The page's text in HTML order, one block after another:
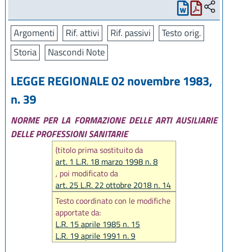
Argomenti Rif. attivi Rif. passivi
Testo orig.
Storia
Nascondi Note
LEGGE REGIONALE 02 novembre 1983,
n. 39
NORME PER LA FORMAZIONE DELLE ARTI AUSILIARIE
DELLE PROFESSIONI SANITARIE
(titolo prima sostituito da
art. 1 L.R. 18 marzo 1998 n. 8
, poi modificato da
art. 25 L.R. 22 ottobre 2018 n. 14
)Testo coordinato con le modifiche
apportate da:
L.R. 15 aprile 1985 n. 15
L.R. 19 aprile 1991 n. 9